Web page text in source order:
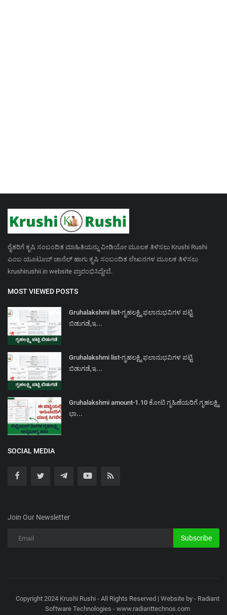
ರೈತರಿಗೆ ಕೃಷಿ ಸಂಬಂದಿತ ಮಾಹಿತಿಯನ್ನು ವೀಡಿಯೋ ಮೂಲಕ ತಿಳಿಸಲು Krushi Rushi
ಎಂಬ ಯೂಟೂಬ್ ಚಾನೆಲ್ ಹಾಗು ಕೃಷಿ ಸಂಬಂದಿತ ಲೇಖನಗಳ ಮೂಲಕ ತಿಳಿಸಲು
krushirushii.in website ಪ್ರಾರಂಭಿಸಿದ್ದೇವೆ.
MOST VIEWED POSTS
Gruhalakshmi list-ಗೃಹಲಕ್ಷ್ಮಿ ಫಲಾನುಭವಿಗಳ ಪಟ್ಟಿ
ಬಿಡುಗಡೆ,ಇ...
Gruhalakshmi list-ಗೃಹಲಕ್ಷ್ಮಿ ಫಲಾನುಭವಿಗಳ ಪಟ್ಟಿ
ಬಿಡುಗಡೆ,ಇ...
Gruhalakshmi amount-1.10 ಕೋಟಿ ಗೃಹಿಣೆಯರಿಗೆ ಗೃಹಲಕ್ಷ್ಮಿ
ಭಾ...
SOCIAL MEDIA
Join Our Newsletter
Subscribe
Copyright 2024 Krushi Rushi - All Rights Reserved | Website by - Radiant
Software Technologies - www.radianttechnos.com